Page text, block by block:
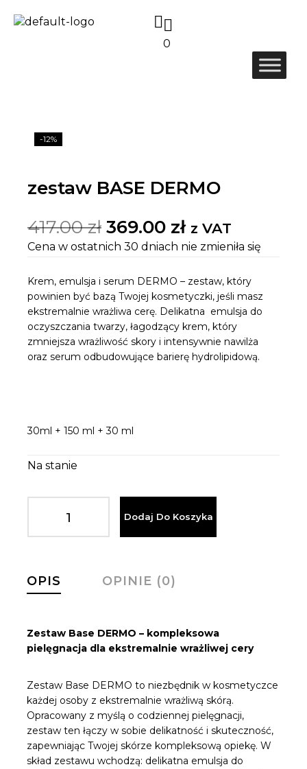
0
-12%
zestaw BASE DERMO
417.00zł 369.00 zł z VAT
Cena w ostatnich 30 dniach nie zmieniła się
Krem, emulsja i serum DERMO – zestaw, który
powinien być bazą Twojej kosmetyczki, jeśli masz
ekstremalnie wrażliwa cerę. Delikatna emulsja do
oczyszczania twarzy, łagodzący krem, który
zmniejsza wrażliwość skory i intensywnie nawilża
oraz serum odbudowujące barierę hydrolipidową.
30ml + 150 ml + 30 ml
Na stanie
Dodaj Do Koszyka
OPIS OPINIE (0)
Zestaw Base DERMO – kompleksowa
pielęgnacja dla ekstremalnie wrażliwej cery
Zestaw Base DERMO to niezbędnik w kosmetyczce
każdej osoby z ekstremalnie wrażliwą skórą.
Opracowany z myślą o codziennej pielęgnacji,
zestaw ten łączy w sobie delikatność i skuteczność,
zapewniając Twojej skórze kompleksową opiekę. W
skład zestawu wchodzą: delikatna emulsja do